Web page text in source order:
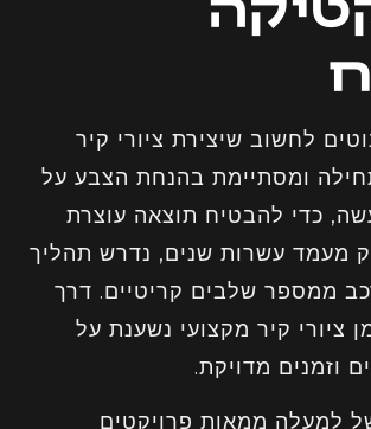
לחשוב שיצירת ציורי קיר
ומסתיימת בהנחת הצבע על
כדי להבטיח תוצאה עוצרת
מעמד עשרות שנים, נדרש תהליך
ממספר שלבים קריטיים. דרך
ציורי קיר מקצועי נשענת על
וזמנים מדויקת.
למעלה ממאות פרויקטים